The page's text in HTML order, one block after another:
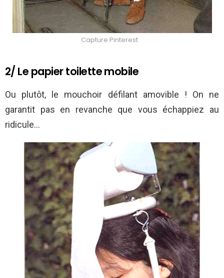
Capture Pinterest
2/ Le papier toilette mobile
Ou plutôt, le mouchoir défilant amovible ! On ne
garantit pas en revanche que vous échappiez au
ridicule…